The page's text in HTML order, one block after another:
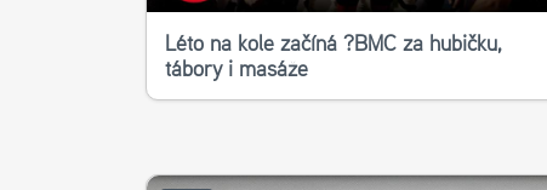
Léto na kole začíná ?‍BMC za hubičku,
tábory i masáže